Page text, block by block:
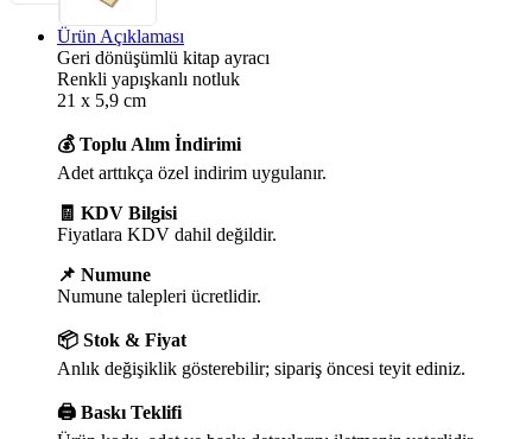
Ürün Açıklaması
Geri dönüşümlü kitap ayracı
Renkli yapışkanlı notluk
21 x 5,9 cm
💰 Toplu Alım İndirimi
Adet arttıkça özel indirim uygulanır.
🧾 KDV Bilgisi
Fiyatlara KDV dahil değildir.
📌 Numune
Numune talepleri ücretlidir.
📦 Stok & Fiyat
Anlık değişiklik gösterebilir; sipariş öncesi teyit ediniz.
🖨️ Baskı Teklifi